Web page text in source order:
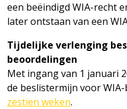
een beëindigd WIA-recht
later ontstaan van een
Tijdelijke verlenging
beoordelingen
Met ingang van 1 januari
de beslistermijn voor
zestien weken.